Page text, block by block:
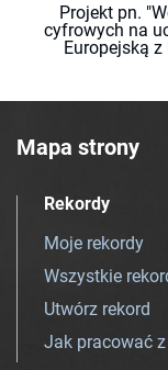
Projekt pn.
cyfrowych na
Europejską
Mapa strony
Rekordy
Moje rekordy
Wszystkie
Utwórz rekord
Jak pracować